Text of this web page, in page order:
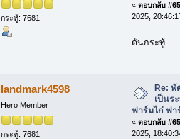
กระทู้: 7681
« ตอบกลับ
2025,
ดันกระทู้
landmark4598
Hero Member
กระทู้: 7681
Re: พั
เป็นร
ฟาร์มไก่ ฟา
« ตอบกลับ
2025,